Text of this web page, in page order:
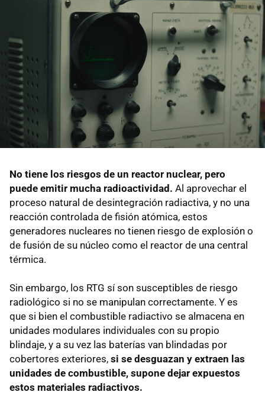
No tiene los riesgos de un reactor nuclear, pero
puede emitir mucha radioactividad. Al aprovechar el
proceso natural de desintegración radiactiva, y no una
reacción controlada de fisión atómica, estos
generadores nucleares no tienen riesgo de explosión o
de fusión de su núcleo como el reactor de una central
térmica.
Sin embargo, los RTG sí son susceptibles de riesgo
radiológico si no se manipulan correctamente. Y es
que si bien el combustible radiactivo se almacena en
unidades modulares individuales con su propio
blindaje, y a su vez las baterías van blindadas por
cobertores exteriores, si se desguazan y extraen las
unidades de combustible, supone dejar expuestos
estos materiales radiactivos.